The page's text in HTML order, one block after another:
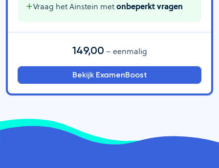
Vraag het Ainstein metonbeperkt vragen
149,00 – eenmalig
Bekijk ExamenBoost